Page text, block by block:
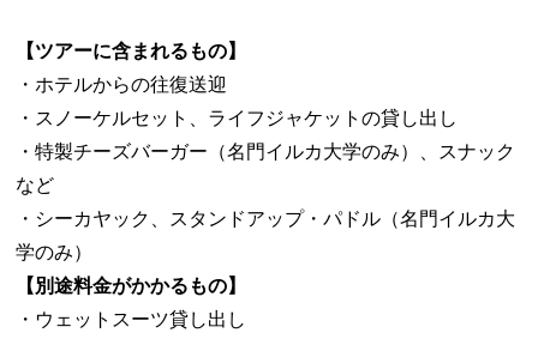
【ツアーに含まれるもの】
・ホテルからの往復送迎
・スノーケルセット、ライフジャケットの貸し出し
・特製チーズバーガー（名門イルカ大学のみ）、スナック
など
・シーカヤック、スタンドアップ・パドル（名門イルカ大
学のみ）
【別途料金がかかるもの】
・ウェットスーツ貸し出し